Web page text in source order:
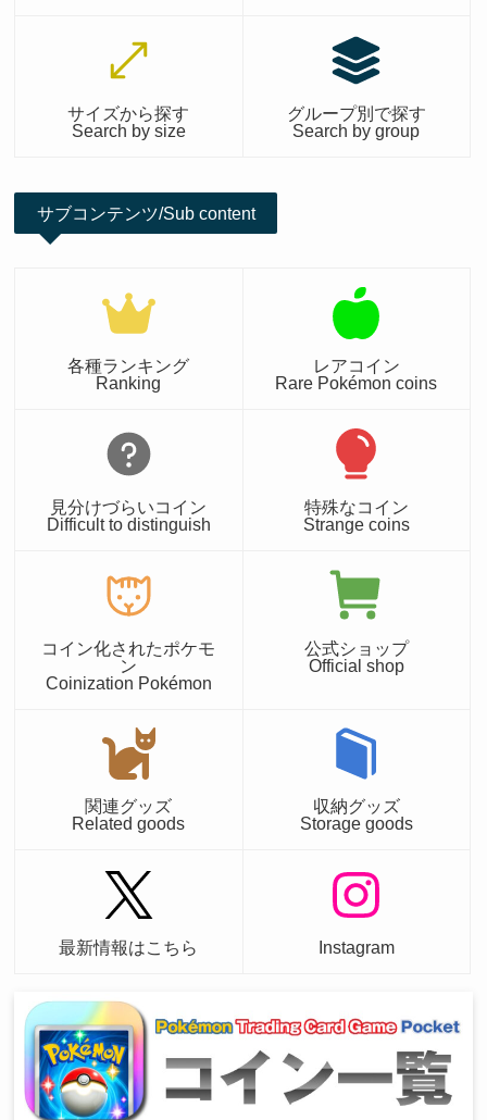
サイズから探す
Search by size
グループ別で探す
Search by group
サブコンテンツ/Sub content
各種ランキング
Ranking
レアコイン
Rare Pokémon coins
見分けづらいコイン
Difficult to distinguish
特殊なコイン
Strange coins
コイン化されたポケモ
ン
Coinization Pokémon
公式ショップ
Official shop
関連グッズ
Related goods
収納グッズ
Storage goods
最新情報はこちら Instagram